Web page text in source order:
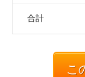
合計
こ